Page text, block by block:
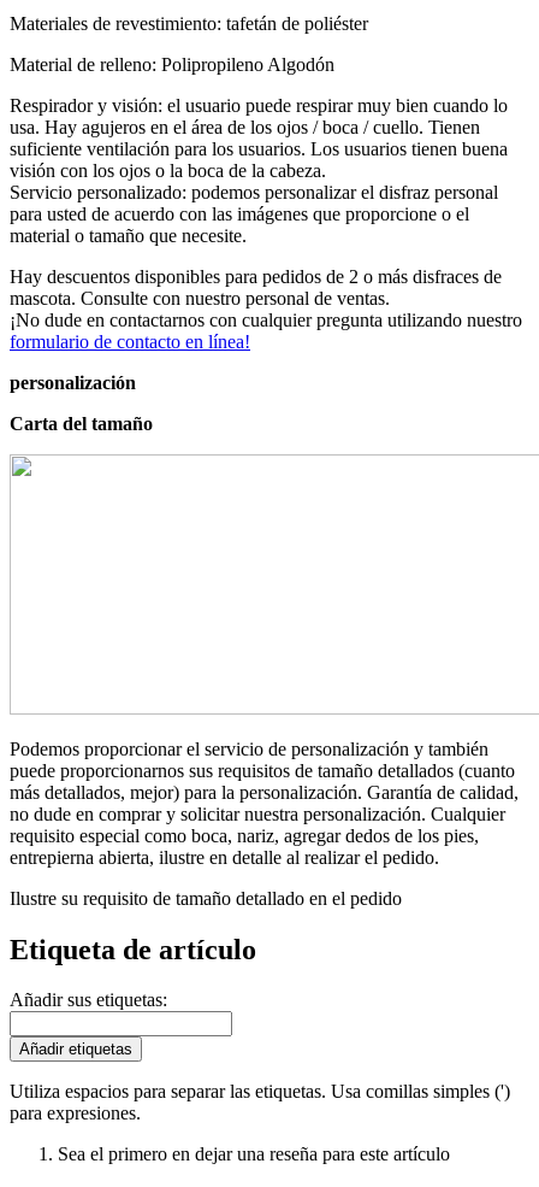
Materiales de revestimiento: tafetán de poliéster
Material de relleno: Polipropileno Algodón
Respirador y visión: el usuario puede respirar muy bien cuando lo
usa. Hay agujeros en el área de los ojos / boca / cuello. Tienen
suficiente ventilación para los usuarios. Los usuarios tienen buena
visión con los ojos o la boca de la cabeza.
Servicio personalizado: podemos personalizar el disfraz personal
para usted de acuerdo con las imágenes que proporcione o el
material o tamaño que necesite.
Hay descuentos disponibles para pedidos de 2 o más disfraces de
mascota. Consulte con nuestro personal de ventas.
¡No dude en contactarnos con cualquier pregunta utilizando nuestro
formulario de contacto en línea!
personalización
Carta del tamaño
Podemos proporcionar el servicio de personalización y también
puede proporcionarnos sus requisitos de tamaño detallados (cuanto
más detallados, mejor) para la personalización. Garantía de calidad,
no dude en comprar y solicitar nuestra personalización. Cualquier
requisito especial como boca, nariz, agregar dedos de los pies,
entrepierna abierta, ilustre en detalle al realizar el pedido.
Ilustre su requisito de tamaño detallado en el pedido
Etiqueta de artículo
Añadir sus etiquetas:
Añadir etiquetas
Utiliza espacios para separar las etiquetas. Usa comillas simples (')
para expresiones.
Sea el primero en dejar una reseña para este artículo